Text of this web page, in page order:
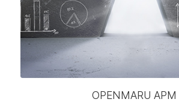
OPENMARU APM